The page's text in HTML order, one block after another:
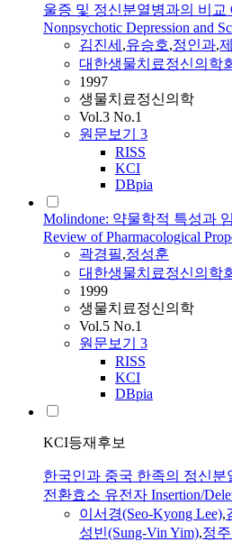
울증 및 정신분열병과의 비교
Nonpsychotic Depression and
김진세 ,유승호,정인과,
대한생물치료정신의학
1997
생물치료정신의학
Vol.3 No.1
원문보기 3
RISS
KCI
DBpia
Molindone: 약물학적 특성과
Review of Pharmacological
곽경필,정성훈
대한생물치료정신의학
1999
생물치료정신의학
Vol.5 No.1
원문보기 3
RISS
KCI
DBpia
KCI등재후보
한국인과 중국 한족의 정신분
전환효소 유전자 Insertion/
이서경(Seo-Kyong Lee),
성빈(Sung-Vin Yim),정